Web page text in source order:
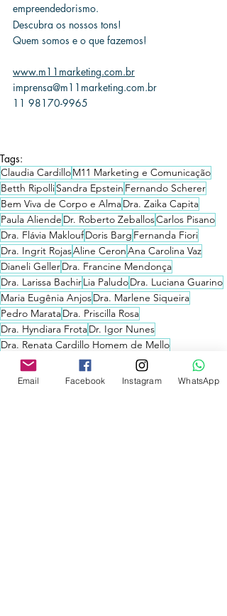
empreendedorismo.
Descubra os nossos tons!
Quem somos e o que fazemos!
www.m11marketing.com.br
imprensa@m11marketing.com.br
11 98170-9965
Tags:
Claudia CardilloM11 Marketing e Comunicação
Betth RipolliSandra Epstein Fernando Scherer
Bem Viva de Corpo e AlmaDra. Zaika Capita
Paula Aliende Dr. Roberto ZeballosCarlos Pisano
Dra. Flávia MakloufDoris Barg Fernanda Fiori
Dra. Ingrit RojasAline CeronAna Carolina Vaz
Dianeli GellerDra. Francine Mendonça
Dra. Larissa BachirLia PaludoDra. Luciana Guarino
Maria Eugênia AnjosDra. Marlene Siqueira
Pedro MarataDra. Priscilla Rosa
Dra. Hyndiara FrotaDr. Igor Nunes
Dra. Renata Cardillo Homem de Mello
Dra. Renata Isa Santoro
Dra. Thaisa Miessa
Na midia
Email Facebook Instagram WhatsApp